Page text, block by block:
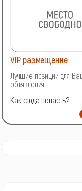
VIP размещение
Лучшие позиции для
объявления
Как сюда попасть?